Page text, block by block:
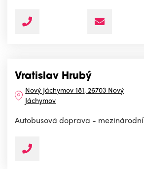
Vratislav Hrubý
Nový Jáchymov 181, 26703 Nový
Jáchymov
Autobusová doprava - mezinárodní